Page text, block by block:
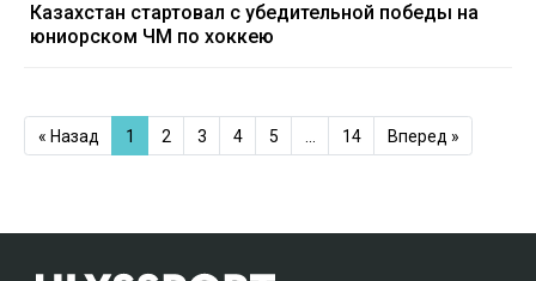
Казахстан стартовал с убедительной победы на
юниорском ЧМ по хоккею
« Назад 1 2 3 4 5 14 Вперед »